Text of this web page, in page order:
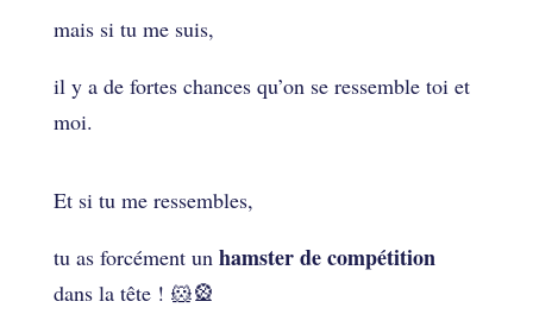
mais si tu me suis,
il y a de fortes chances qu’on se ressemble toi et
moi.
Et si tu me ressembles,
tu as forcément unhamster de compétition
dans la tête ! 🐹🎡